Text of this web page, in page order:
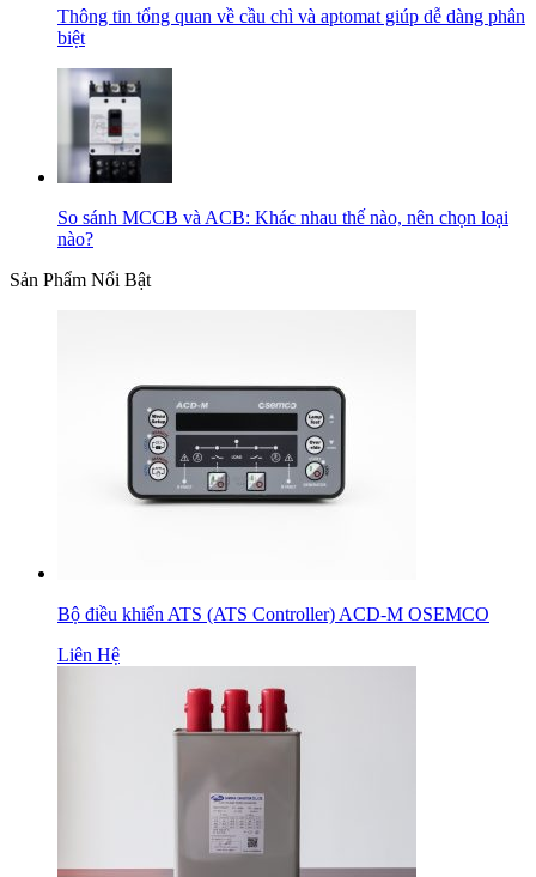
Thông tin tổng quan về cầu chì và aptomat giúp dễ dàng phân
biệt
So sánh MCCB và ACB: Khác nhau thế nào, nên chọn loại
nào?
Sản Phẩm Nổi Bật
Bộ điều khiển ATS (ATS Controller) ACD-M OSEMCO
Liên Hệ